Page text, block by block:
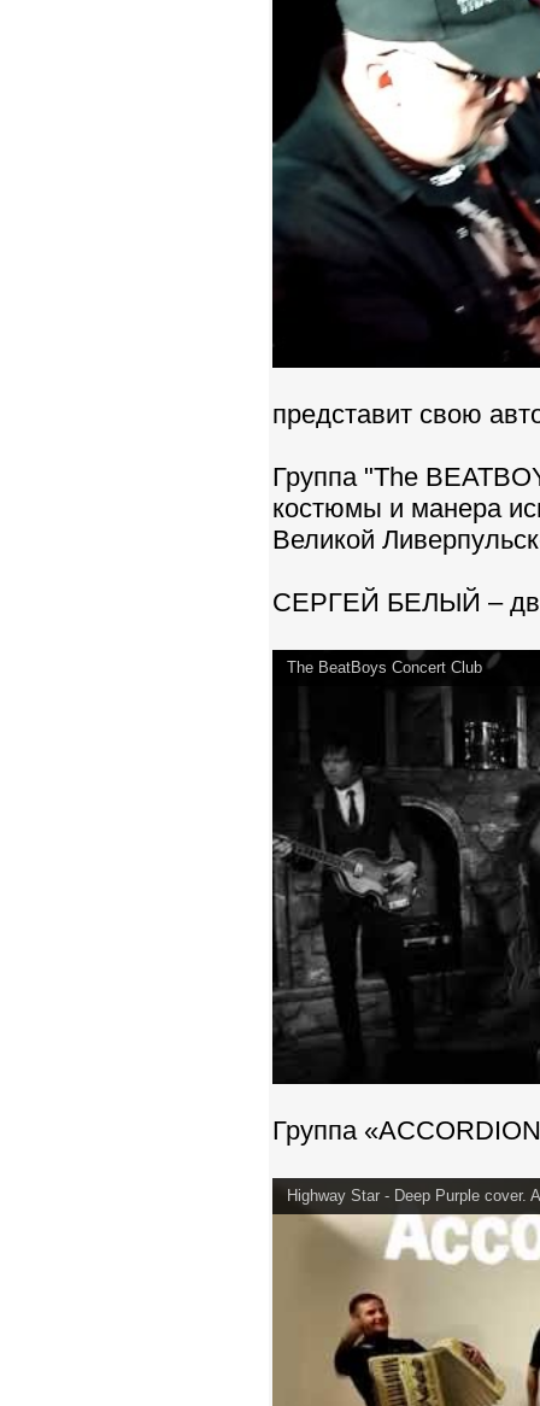
представит свою
Группа "The
костюмы и манера
Великой
СЕРГЕЙ БЕЛЫЙ –
The BeatBoys Concert Club
Группа
Highway Star - Deep Purple cover.